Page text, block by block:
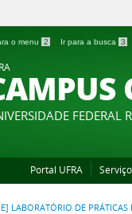
o menu 2 Ir para a busca 3
Portal UFRA
LABORATÓRIO DE